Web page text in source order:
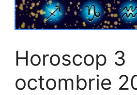
Horoscop 3
octombrie